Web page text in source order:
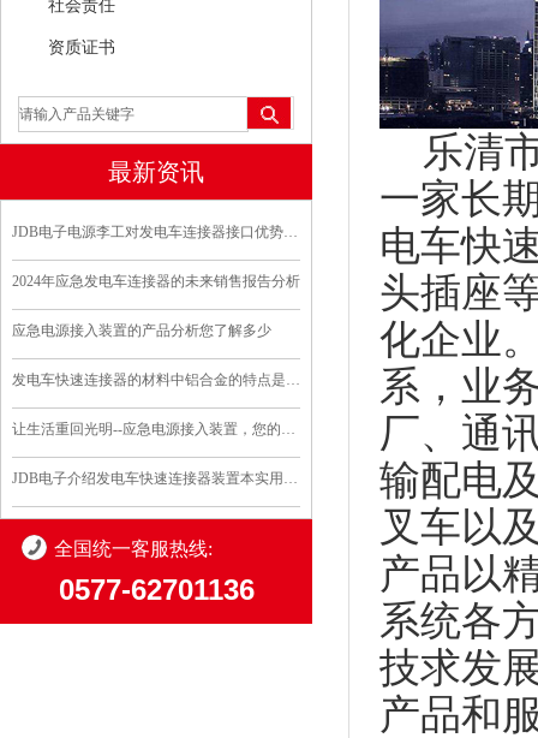
社会责任
资质证书
最新资讯
JDB电子电源李工对发电车连接器接口优势分析
2024年应急发电车连接器的未来销售报告分析
应急电源接入装置的产品分析您了解多少
发电车快速连接器的材料中铝合金的特点是什么
让生活重回光明--应急电源接入装置，您的安全守护..
JDB电子介绍发电车快速连接器装置本实用新型的优点和利..
全国统一客服热线:
0577-62701136
乐清市
一家长
电车快
头插座
化企业
系，业
厂、通
输配电
叉车以
产品以
系统各
技求发
产品和